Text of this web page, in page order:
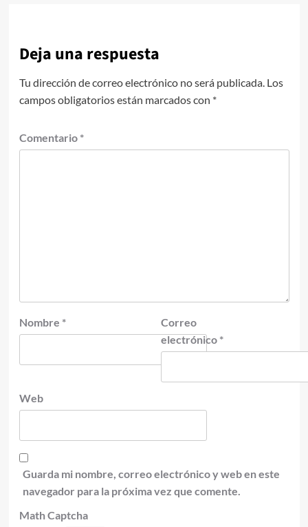
Deja una respuesta
Tu dirección de correo electrónico no será publicada. Los
campos obligatorios están marcados con *
Comentario *
Nombre *
Correo
electrónico *
Web
Guarda mi nombre, correo electrónico y web en este
navegador para la próxima vez que comente.
Math Captcha